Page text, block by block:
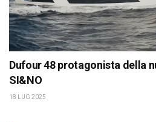
Dufour 48 protagonista della
SI&NO
18 LUG 2025